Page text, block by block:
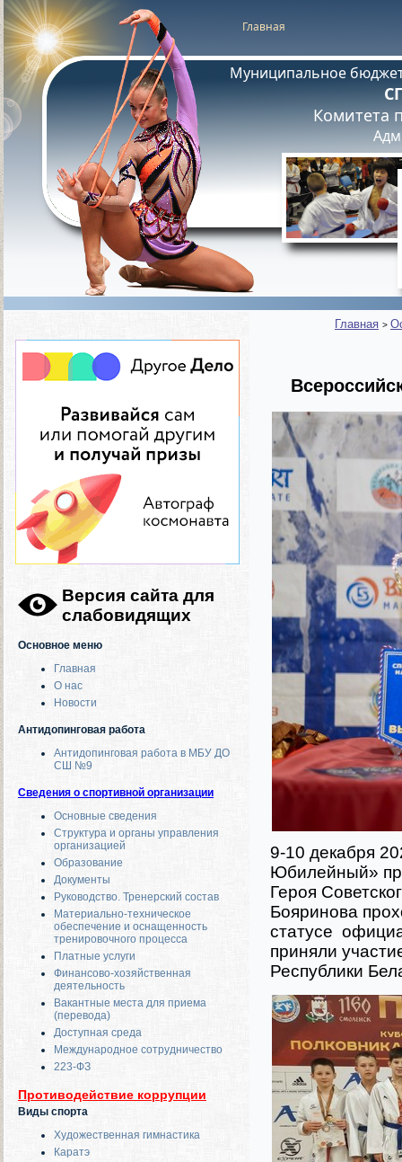
Муниципальное
Комитета
Главная
Версия сайта для
слабовидящих
Основное меню
Главная
О нас
Новости
Антидопинговая работа
Антидопинговая работа в МБУ ДО
СШ №9
Сведения о спортивной организации
Основные сведения
Структура и органы управления
организацией
Образование
Документы
Руководство. Тренерский состав
Материально-техническое
обеспечение и оснащенность
тренировочного процесса
Платные услуги
Финансово-хозяйственная
деятельность
Вакантные места для приема
(перевода)
Доступная среда
Международное сотрудничество
223-ФЗ
Противодействие коррупции
Виды спорта
Художественная гимнастика
Каратэ
Главная >
9-10 декабря
Юбилейный»
Героя
Бояринова
статусе
приняли
Республики